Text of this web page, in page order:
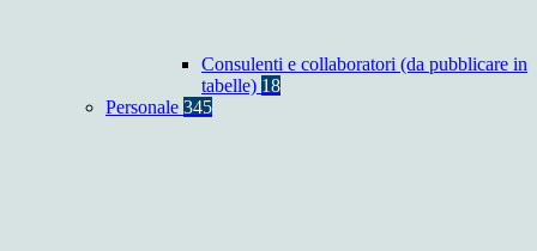
Consulenti e collaboratori (da pubblicare in
tabelle) 18
Personale 345